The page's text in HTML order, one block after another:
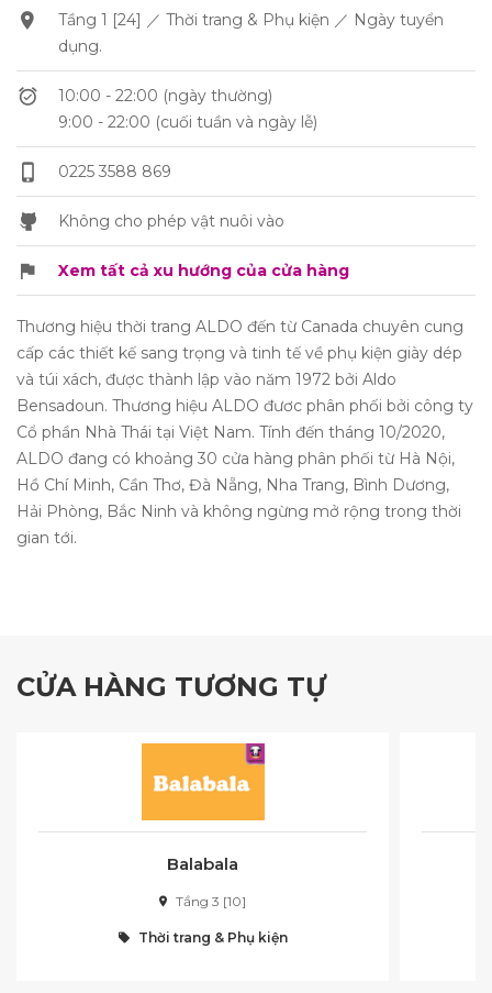
Tầng 1 [24] ／ Thời trang & Phụ kiện ／ Ngày tuyển
dụng.
10:00 - 22:00 (ngày thường)
9:00 - 22:00 (cuối tuần và ngày lễ)
0225 3588 869
Không cho phép vật nuôi vào
Xem tất cả xu hướng của cửa hàng
Thương hiệu thời trang ALDO đến từ Canada chuyên cung
cấp các thiết kế sang trọng và tinh tế về phụ kiện giày dép
và túi xách, được thành lập vào năm 1972 bởi Aldo
Bensadoun. Thương hiệu ALDO đươc phân phối bởi công ty
Cổ phần Nhà Thái tại Việt Nam. Tính đến tháng 10/2020,
ALDO đang có khoảng 30 cửa hàng phân phối từ Hà Nội,
Hồ Chí Minh, Cần Thơ, Đà Nẵng, Nha Trang, Bình Dương,
Hải Phòng, Bắc Ninh và không ngừng mở rộng trong thời
gian tới.
CỬA HÀNG TƯƠNG TỰ
Balabala
Tầng 3 [10]
Thời trang & Phụ kiện